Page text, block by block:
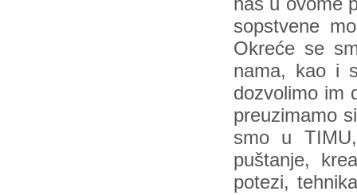
nas u ovome
sopstvene
Okreće se
nama, kao i
dozvolimo im
preuzimamo
smo u
puštanje,
potezi,